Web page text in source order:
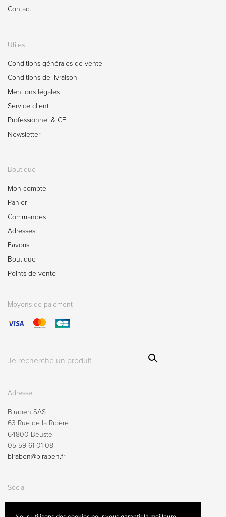
Contact
Utiles
Conditions générales de vente
Conditions de livraison
Mentions légales
Service client
Professionnel & CE
Newsletter
Boutique
Mon compte
Panier
Commandes
Adresses
Favoris
Boutique
Points de vente
Moyens de paiement
Résultat(s)
Sear
ch
Adresse
Biraben SAS
63 Rue de la Ribère
64800 Beuste
05 59 61 01 08
biraben@biraben.fr
Social